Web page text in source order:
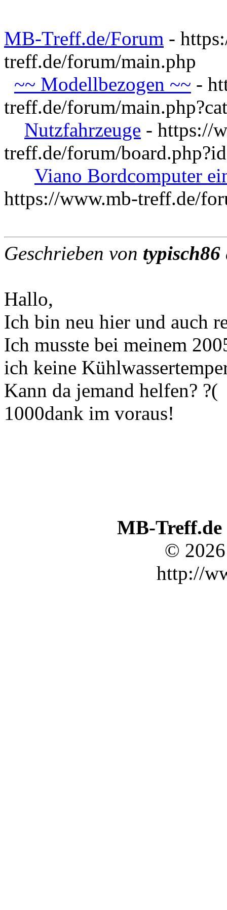
MB-Treff.de/Forum -
treff.de/forum/main.php
~~ Modellbezogen ~~ -
treff.de/forum/
Nutzfahrzeuge - https://
treff.de/forum/
Viano Bordcomputer
https://www.mb-treff.de/
Geschrieben von typisch86
Hallo,
Ich bin neu hier und auch
Ich musste bei meinem
ich keine
Kann da jemand helfen? ?(
1000dank im voraus!
MB-Treff.de
©
http://